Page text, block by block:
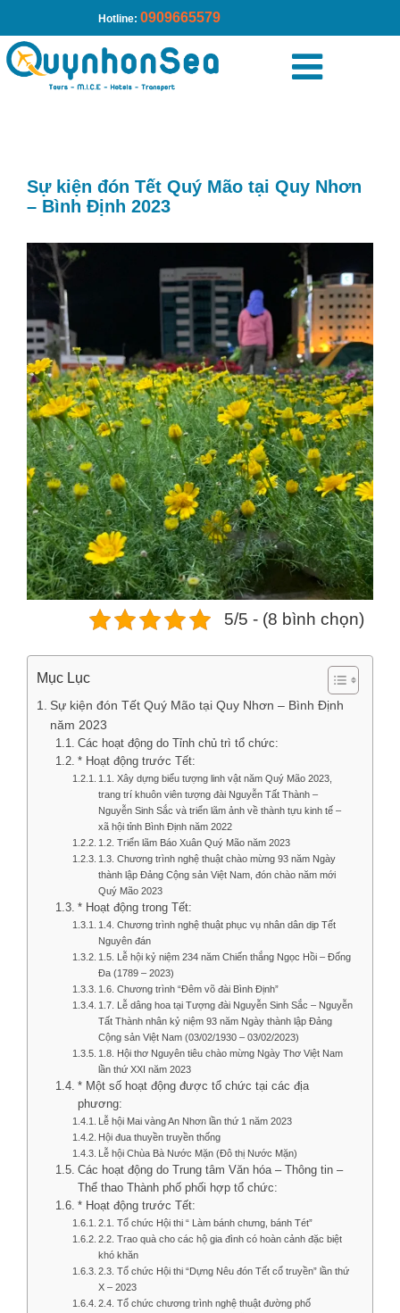
Hotline: 0909665579
Trang chủ»Sự kiện đón Tết Quý Mão tại Quy Nhơn – Bình
Định 2023
Sự kiện đón Tết Quý Mão tại Quy Nhơn
– Bình Định 2023
5/5 - (8 bình chọn)
Mục Lục
Sự kiện đón Tết Quý Mão tại Quy Nhơn – Bình Định
năm 2023
Các hoạt động do Tỉnh chủ trì tổ chức:
* Hoạt động trước Tết:
1.1. Xây dựng biểu tượng linh vật năm Quý Mão 2023,
trang trí khuôn viên tượng đài Nguyễn Tất Thành –
Nguyễn Sinh Sắc và triển lãm ảnh về thành tựu kinh tế –
xã hội tỉnh Bình Định năm 2022
1.2. Triển lãm Báo Xuân Quý Mão năm 2023
1.3. Chương trình nghệ thuật chào mừng 93 năm Ngày
thành lập Đảng Cộng sản Việt Nam, đón chào năm mới
Quý Mão 2023
* Hoạt động trong Tết:
1.4. Chương trình nghệ thuật phục vụ nhân dân dịp Tết
Nguyên đán
1.5. Lễ hội kỷ niệm 234 năm Chiến thắng Ngọc Hồi – Đống
Đa (1789 – 2023)
1.6. Chương trình “Đêm võ đài Bình Định”
1.7. Lễ dâng hoa tại Tượng đài Nguyễn Sinh Sắc – Nguyễn
Tất Thành nhân kỷ niệm 93 năm Ngày thành lập Đảng
Cộng sản Việt Nam (03/02/1930 – 03/02/2023)
1.8. Hội thơ Nguyên tiêu chào mừng Ngày Thơ Việt Nam
lần thứ XXI năm 2023
* Một số hoạt động được tổ chức tại các địa
phương:
Lễ hội Mai vàng An Nhơn lần thứ 1 năm 2023
Hội đua thuyền truyền thống
Lễ hội Chùa Bà Nước Mặn (Đô thị Nước Mặn)
Các hoạt động do Trung tâm Văn hóa – Thông tin –
Thể thao Thành phố phối hợp tổ chức:
* Hoạt động trước Tết:
2.1. Tổ chức Hội thi “ Làm bánh chưng, bánh Tét”
2.2. Trao quà cho các hộ gia đình có hoàn cảnh đặc biệt
khó khăn
2.3. Tổ chức Hội thi “Dựng Nêu đón Tết cổ truyền” lần thứ
X – 2023
2.4. Tổ chức chương trình nghệ thuật đường phố